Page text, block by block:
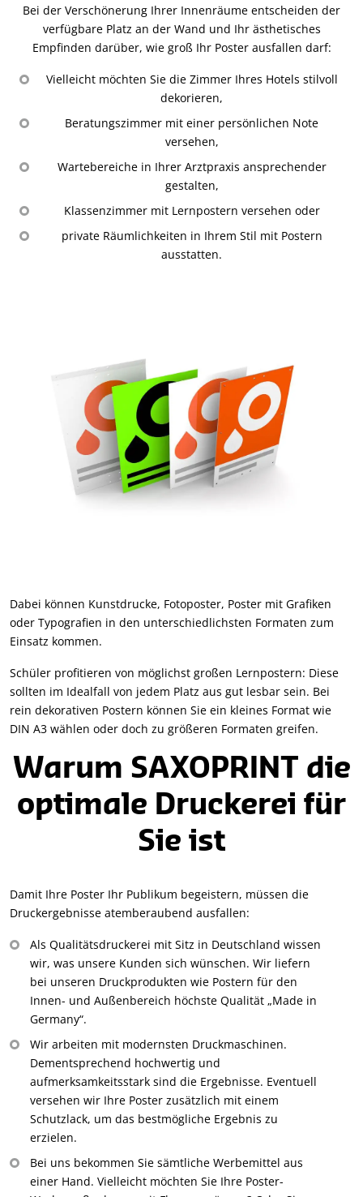
Bei der Verschönerung Ihrer Innenräume entscheiden der
verfügbare Platz an der Wand und Ihr ästhetisches
Empfinden darüber, wie groß Ihr Poster ausfallen darf:
Vielleicht möchten Sie die Zimmer Ihres Hotels stilvoll
dekorieren,
Beratungszimmer mit einer persönlichen Note
versehen,
Wartebereiche in Ihrer Arztpraxis ansprechender
gestalten,
Klassenzimmer mit Lernpostern versehen oder
private Räumlichkeiten in Ihrem Stil mit Postern
ausstatten.
Dabei können Kunstdrucke, Fotoposter, Poster mit Grafiken
oder Typografien in den unterschiedlichsten Formaten zum
Einsatz kommen.
Schüler profitieren von möglichst großen Lernpostern: Diese
sollten im Idealfall von jedem Platz aus gut lesbar sein. Bei
rein dekorativen Postern können Sie ein kleines Format wie
DIN A3 wählen oder doch zu größeren Formaten greifen.
Warum SAXOPRINT die
optimale Druckerei für
Sie ist
Damit Ihre Poster Ihr Publikum begeistern, müssen die
Druckergebnisse atemberaubend ausfallen:
Als Qualitätsdruckerei mit Sitz in Deutschland wissen
wir, was unsere Kunden sich wünschen. Wir liefern
bei unseren Druckprodukten wie Postern für den
Innen- und Außenbereich höchste Qualität „Made in
Germany“.
Wir arbeiten mit modernsten Druckmaschinen.
Dementsprechend hochwertig und
aufmerksamkeitsstark sind die Ergebnisse. Eventuell
versehen wir Ihre Poster zusätzlich mit einem
Schutzlack, um das bestmögliche Ergebnis zu
erzielen.
Bei uns bekommen Sie sämtliche Werbemittel aus
einer Hand. Vielleicht möchten Sie Ihre Poster-